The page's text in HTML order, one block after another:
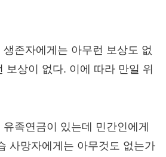
존자에게는 아무런 보상도 없
상이 없다. 이에 따라 만일 위
족연금이 있는데 민간인에게
사망자에게는 아무것도 없는가